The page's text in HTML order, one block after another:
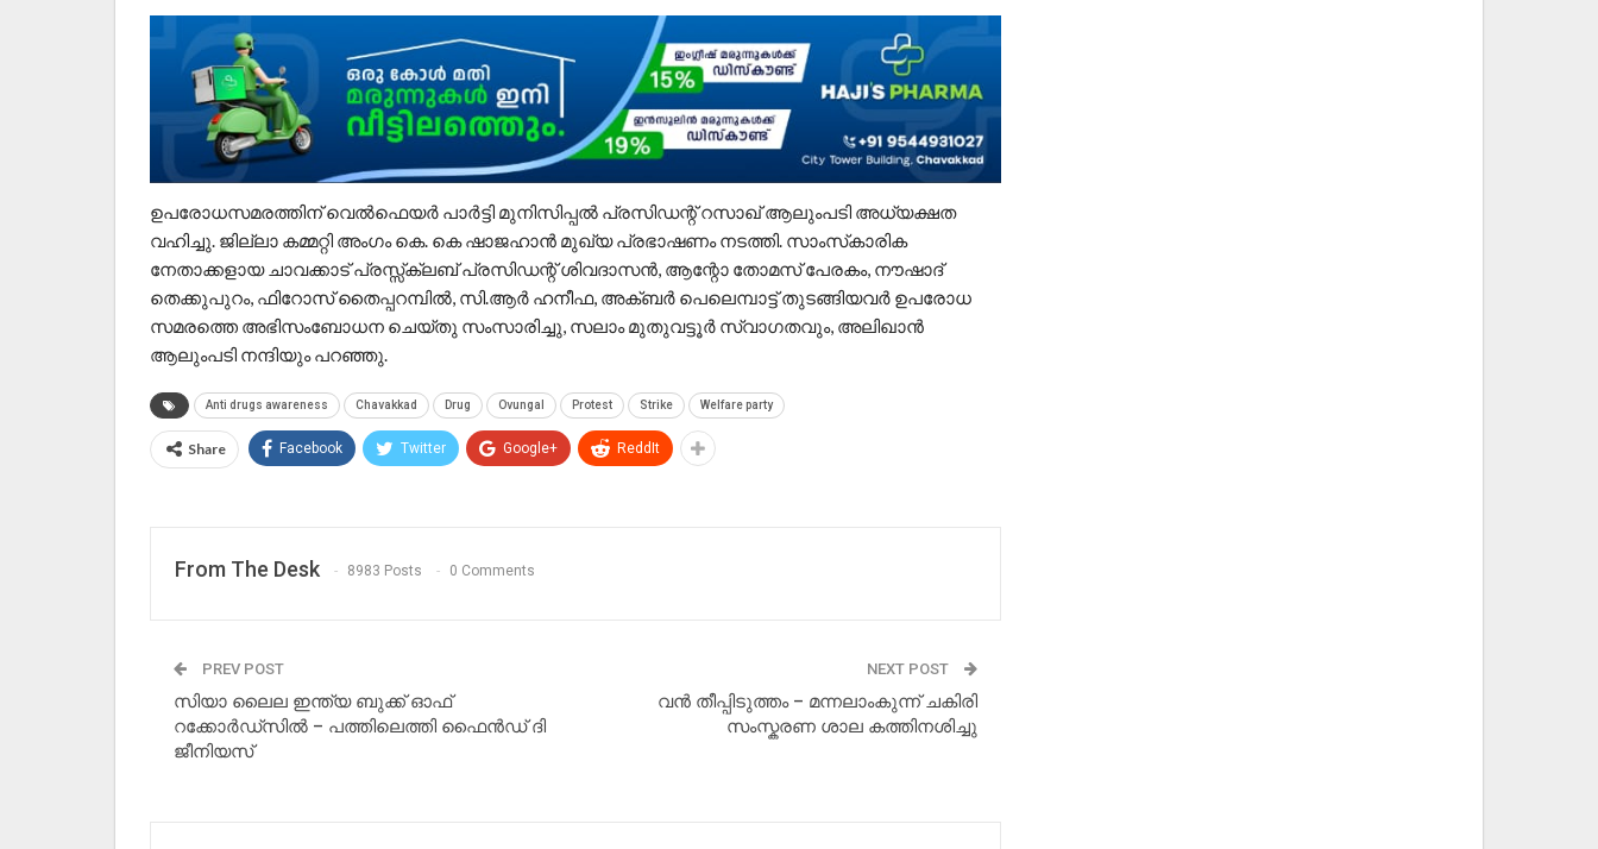
ഉപരോധസമരത്തിന് വെൽഫെയർ പാർട്ടി മുനിസിപ്പൽ പ്രസിഡന്റ് റസാഖ് ആലുംപടി അധ്യക്ഷത
വഹിച്ചു. ജില്ലാ കമ്മറ്റി അംഗം കെ. കെ ഷാജഹാൻ മുഖ്യ പ്രഭാഷണം നടത്തി. സാംസ്‌കാരിക
നേതാക്കളായ ചാവക്കാട് പ്രസ്സ്ക്ലബ് പ്രസിഡന്റ് ശിവദാസൻ, ആന്റോ തോമസ് പേരകം, നൗഷാദ്
തെക്കുപുറം, ഫിറോസ് തൈപ്പറമ്പിൽ, സി.ആർ ഹനീഫ, അക്ബർ പെലെമ്പാട്ട് തുടങ്ങിയവർ ഉപരോധ
സമരത്തെ അഭിസംബോധന ചെയ്തു സംസാരിച്ചു, സലാം മുതുവട്ടൂർ സ്വാഗതവും, അലിഖാൻ
ആലുംപടി നന്ദിയും പറഞ്ഞു.
Anti drugs awareness Chavakkad Drug Ovungal Protest Strike Welfare party
Share Facebook Twitter Google+ ReddIt
From The Desk 8983 Posts 0 Comments
PREV POST
സിയാ ലൈല ഇന്ത്യ ബുക്ക്‌ ഓഫ്
റക്കോർഡ്‌സിൽ – പത്തിലെത്തി ഫൈൻഡ് ദി
ജീനിയസ്
NEXT POST
വൻ തീപ്പിടുത്തം – മന്നലാംകുന്ന് ചകിരി
സംസ്കരണ ശാല കത്തിനശിച്ചു